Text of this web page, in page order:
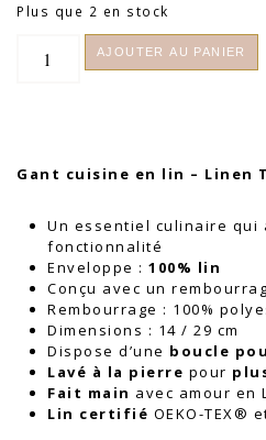
Plus que 2 en stock
-
Botanique
AJOUTER AU PANIER
Gant cuisine en lin – Linen
Un essentiel culinaire qui
fonctionnalité
Enveloppe : 100% lin
Conçu avec un
Rembourrage : 100%
Dimensions : 14 / 29 cm
Dispose d’une boucle
Lavé à la pierre pour
Fait main avec amour en
Lin certifié OEKO-TEX®